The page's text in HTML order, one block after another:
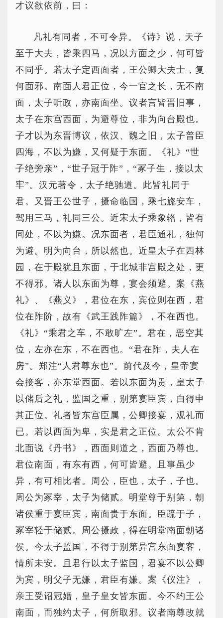
才议欲依前，曰：
凡礼有同者，不可令异。《诗》说，天子
至于大夫，皆乘四马，况以方面之少，何可皆
不同乎。若太子定西面者，王公卿大夫士，复
何面邪。南面人君正位，今一官之长，无不南
面，太子听政，亦南面坐。议者言皆晋旧事，
太子在东宫西面，为避尊位，非为向台殿也。
子才以为东晋博议，依汉、魏之旧，太子普臣
四海，不以为嫌，又何疑于东面。《礼》“世
子绝旁亲”，“世子冠于阼”，“冢子生，接以太
牢”。汉元著令，太子绝驰道。此皆礼同于
君。又晋王公世子，摄命临国，乘七旒安车，
驾用三马，礼同三公。近宋太子乘象辂，皆有
同处，不以为嫌。况东面者，君臣通礼，独何
为避。明为向台，所以然也。近皇太子在西林
园，在于殿犹且东面，于北城非宫殿之处，更
不得邪。诸人以东面为尊，宴会须避。案《燕
礼》、《燕义》，君位在东，宾位则在西，君
位在阼阶，故有《武王践阼篇》，不在西也。
《礼》“乘君之车，不敢旷左”。君在，恶空其
位，左亦在东，不在西也。“君在阼，夫人在
房”。郑注“人君尊东也”。前代及今，皇帝宴
会接客，亦东堂西面。若以东面为贵，皇太子
以储后之礼，监国之重，别第宴臣宾，自得申
其正位。礼者皆东宫臣属，公卿接宴，观礼而
已。若以西面为卑，实是君之正位。太公不肯
北面说《丹书》，西面则道之，西面乃尊也。
君位南面，有东有西，何可皆避。且事虽少
异，有可相比者。周公，臣也，太子，子也。
周公为冢宰，太子为储贰。明堂尊于别第，朝
诸侯重于宴臣宾，南面贵于东面。臣疏于子，
冢宰轻于储贰。周公摄政，得在明堂南面朝诸
侯。今太子监国，不得于别第异宫东面宴客，
情所未安。且君行以太子监国，君宴不以公卿
为宾，明父子无嫌，君臣有嫌。案《仪注》，
亲王受诏冠婚，皇子皇女皆东面。今不约王公
南面，而独约太子，何所取邪。议者南尊改就